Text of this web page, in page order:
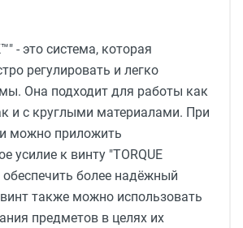
- это система, которая
регулировать и легко
Она подходит для работы как
и с круглыми материалами. При
можно приложить
усилие к винту "TORQUE
обеспечить более надёжный
также можно использовать
предметов в целях их